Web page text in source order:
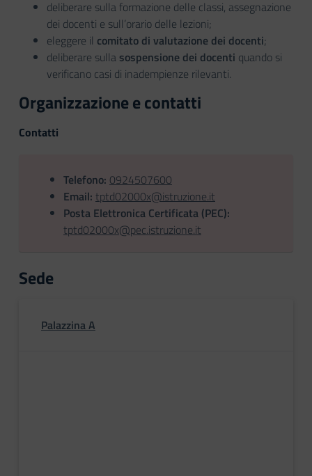
deliberare sulla formazione delle classi, assegnazione
dei docenti e sull’orario delle lezioni;
eleggere il comitato di valutazione dei docenti;
deliberare sulla sospensione dei docenti quando si
verificano casi di inadempienze rilevanti.
Organizzazione e contatti
Contatti
Telefono: 0924507600
Email: tptd02000x@istruzione.it
Posta Elettronica Certificata (PEC):
tptd02000x@pec.istruzione.it
Sede
Palazzina A